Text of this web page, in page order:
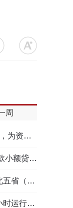
周
重保障
全面对比
大赛舞台
外劳动者